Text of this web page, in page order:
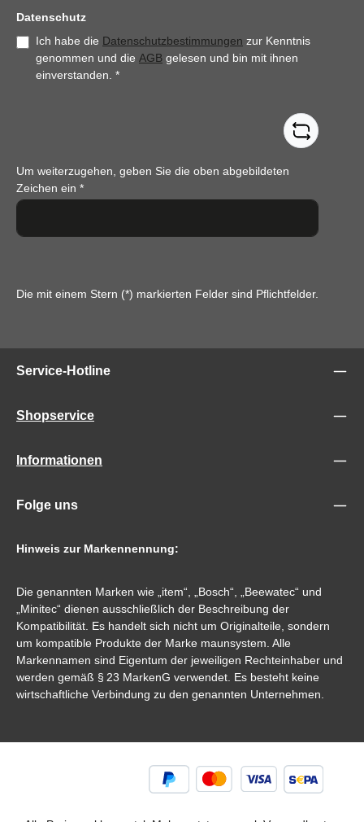
Datenschutz
Ich habe die Datenschutzbestimmungen zur Kenntnis
genommen und die AGB gelesen und bin mit ihnen
einverstanden. *
Um weiterzugehen, geben Sie die oben abgebildeten
Zeichen ein *
Die mit einem Stern (*) markierten Felder sind Pflichtfelder.
Service-Hotline
Shopservice
Informationen
Folge uns
Hinweis zur Markennennung:
Die genannten Marken wie „item“, „Bosch“, „Beewatec“ und
„Minitec“ dienen ausschließlich der Beschreibung der
Kompatibilität. Es handelt sich nicht um Originalteile, sondern
um kompatible Produkte der Marke maunsystem. Alle
Markennamen sind Eigentum der jeweiligen Rechteinhaber und
werden gemäß § 23 MarkenG verwendet. Es besteht keine
wirtschaftliche Verbindung zu den genannten Unternehmen.